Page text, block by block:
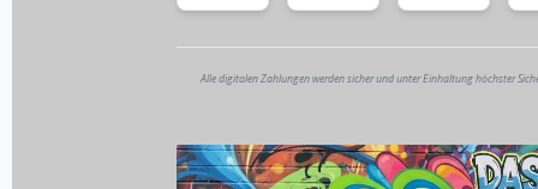
Alle digitalen Zahlungen werden sicher und unter Einhaltung höchster